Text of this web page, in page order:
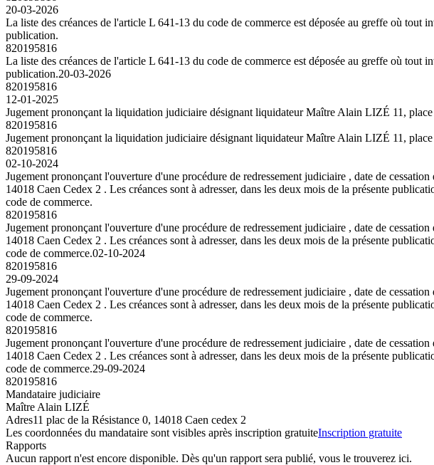
20-03-2026
La liste des créances de l'article L 641-13 du code de commerce est déposée au greffe où tout
publication.
820195816
La liste des créances de l'article L 641-13 du code de commerce est déposée au greffe où tout
publication.20-03-2026
820195816
12-01-2025
Jugement prononçant la liquidation judiciaire désignant liquidateur Maître Alain LIZÉ 11,
820195816
Jugement prononçant la liquidation judiciaire désignant liquidateur Maître Alain LIZÉ 11,
820195816
02-10-2024
Jugement prononçant l'ouverture d'une procédure de redressement judiciaire , date de
14018 Caen Cedex 2 . Les créances sont à adresser, dans les deux mois de la présente
code de commerce.
820195816
Jugement prononçant l'ouverture d'une procédure de redressement judiciaire , date de
14018 Caen Cedex 2 . Les créances sont à adresser, dans les deux mois de la présente
code de commerce.02-10-2024
820195816
29-09-2024
Jugement prononçant l'ouverture d'une procédure de redressement judiciaire , date de
14018 Caen Cedex 2 . Les créances sont à adresser, dans les deux mois de la présente
code de commerce.
820195816
Jugement prononçant l'ouverture d'une procédure de redressement judiciaire , date de
14018 Caen Cedex 2 . Les créances sont à adresser, dans les deux mois de la présente
code de commerce.29-09-2024
820195816
Mandataire judiciaire
Maître Alain LIZÉ
Adres11 plac de la Résistance 0, 14018 Caen cedex 2
Les coordonnées du mandataire sont visibles après inscription gratuiteInscription gratuite
Rapports
Aucun rapport n'est encore disponible. Dès qu'un rapport sera publié, vous le trouverez ici.